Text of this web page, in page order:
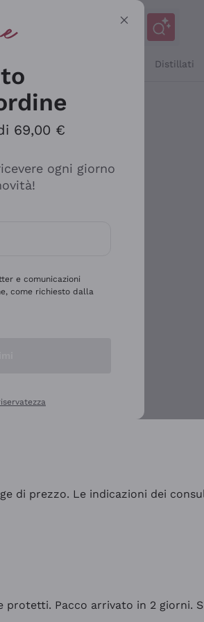
Distillati
di prezzo. Le indicazioni dei
Pacco arrivato in 2 giorni.
69,00 €
ogni giorno
e comunicazioni
come richiesto dalla